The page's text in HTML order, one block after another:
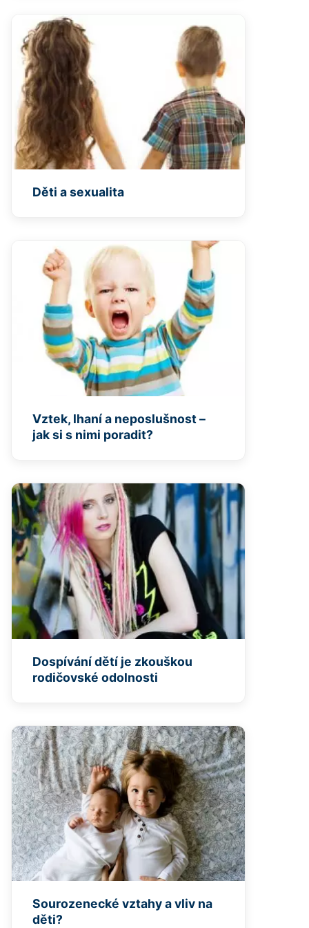
Děti a sexualita
Vztek, lhaní a neposlušnost –
jak si s nimi poradit?
Dospívání dětí je zkouškou
rodičovské odolnosti
Sourozenecké vztahy a vliv na
děti?